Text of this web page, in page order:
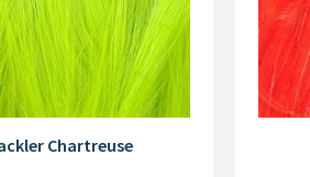
Chartreuse